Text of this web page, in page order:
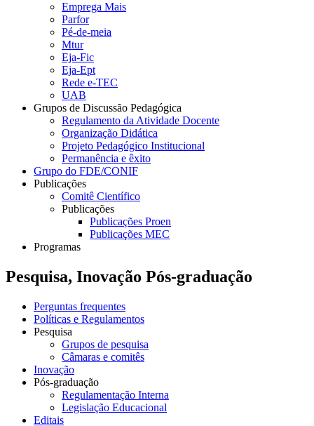
Emprega Mais
Parfor
Pé-de-meia
Mtur
Eja-Fic
Eja-Ept
Rede e-TEC
UAB
Grupos de Discussão Pedagógica
Regulamento da Atividade Docente
Organização Didática
Projeto Pedagógico Institucional
Permanência e êxito
Grupo do FDE/CONIF
Publicações
Comitê Científico
Publicações
Publicações Proen
Publicações MEC
Programas
Pesquisa, Inovação Pós-graduação
Perguntas frequentes
Políticas e Regulamentos
Pesquisa
Grupos de pesquisa
Câmaras e comitês
Inovação
Pós-graduação
Regulamentação Interna
Legislação Educacional
Editais